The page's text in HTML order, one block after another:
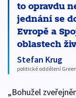
to opravdu
jednání se
Evropě a
oblastech
Stefan Krug
politické oddělení
„Bohužel